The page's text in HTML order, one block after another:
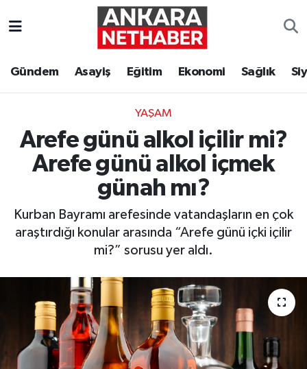
Gündem Asayiş Eğitim Ekonomi Sağlık
YAŞAM
Arefe günü alkol içilir mi?
Arefe günü alkol içmek
günah mı?
Kurban Bayramı arefesinde vatandaşların en çok
araştırdığı konular arasında “Arefe günü içki içilir
mi?” sorusu yer aldı.
Ekonomi
Kim Kimdir Nereli
Sağlık
Siyaset
Spor
Ankara Hava Durumu
Süper Lig Puan Durumu ve Fikstür
Tüm Manşetler
Son Dakika Haberleri
Haber Arşivi